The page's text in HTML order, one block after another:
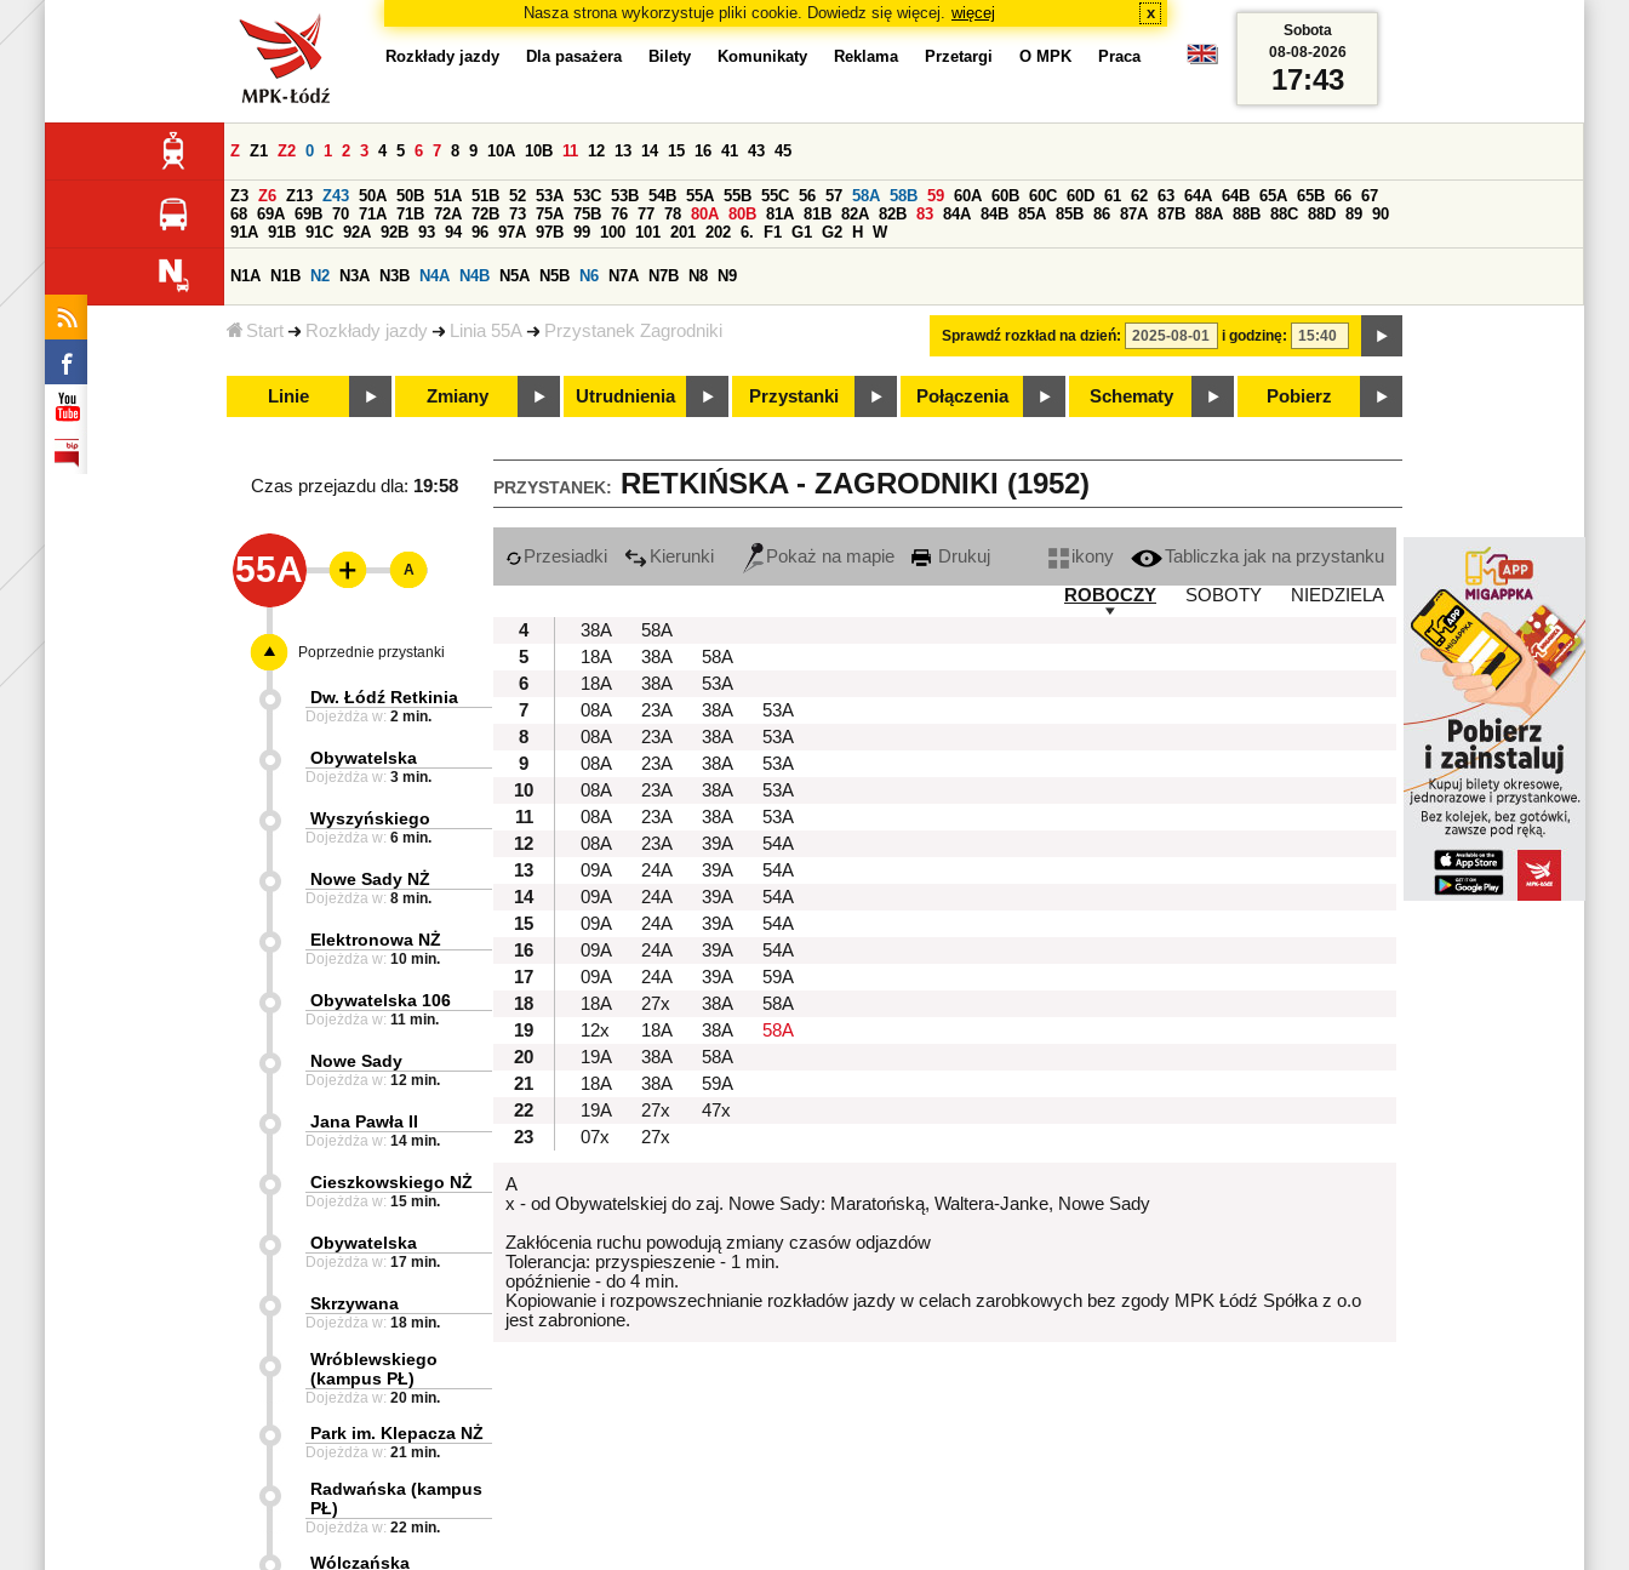
Nasza strona wykorzystuje pliki cookie. Dowiedz się więcej. więcej x
Start Rozkłady jazdy Linia 55A Przystanek Zagrodniki
Rozkłady jazdy Dla pasażera Bilety Komunikaty Reklama Przetargi O MPK Praca
Sprawdź rozkład na dzień: i godzinę:
Z Z1 Z2 0 1 2 3 4 5 6 7 8 9 10A 10B 11 12 13 14 15 16 41 43 45
Z3 Z6 Z13 Z43 50A 50B 51A 51B 52 53A 53C 53B 54B 55A 55B 55C 56 57 58A 58B 59 60A 60B 60C 60D 61 62 63 64A 64B 65A 65B 66 67
68 69A 69B 70 71A 71B 72A 72B 73 75A 75B 76 77 78 80A 80B 81A 81B 82A 82B 83 84A 84B 85A 85B 86 87A 87B 88A 88B 88C 88D 89 90
91A 91B 91C 92A 92B 93 94 96 97A 97B 99 100 101 201 202 6. F1 G1 G2 H W
N1A N1B N2 N3A N3B N4A N4B N5A N5B N6 N7A N7B N8 N9
Linie Zmiany Utrudnienia Przystanki Połączenia Schematy Pobierz
Sobota
08-08-2026
17:43
PRZYSTANEK: RETKIŃSKA - ZAGRODNIKI (1952)
Czas przejazdu dla: 19:58
55A Przesiadki Kierunki Pokaż na mapie Drukuj ikony
Tabliczka jak na przystanku
ROBOCZY
SOBOTY
NIEDZIELA
4
38A
58A
5
18A 38A
58A
6
18A 38A
53A
7
08A 23A 38A
53A
8
08A 23A 38A
53A
9
08A 23A 38A
53A
10
08A 23A 38A
53A
11
08A 23A 38A
53A
12
08A 23A 39A
54A
13
09A 24A 39A
54A
14
09A 24A 39A
54A
15
09A 24A 39A
54A
16
09A 24A 39A
54A
17
09A 24A 39A
59A
18
18A 27x 38A
58A
19
12x 18A 38A
58A
20
19A 38A
58A
21
18A 38A
59A
22
19A 27x
47x
23
07x 27x
A
x - od Obywatelskiej do zaj. Nowe Sady: Maratońską, Waltera-Janke, Nowe Sady
Zakłócenia ruchu powodują zmiany czasów odjazdów
Tolerancja: przyspieszenie - 1 min.
opóźnienie - do 4 min.
Kopiowanie i rozpowszechnianie rozkładów jazdy w celach zarobkowych bez zgody MPK Łódź Spółka z o.o
jest zabronione.
A
Poprzednie przystanki
Dw. Łódź Retkinia
Dojeżdża w: 2 min.
Obywatelska
Dojeżdża w: 3 min.
Wyszyńskiego
Dojeżdża w: 6 min.
Nowe Sady NŻ
Dojeżdża w: 8 min.
Elektronowa NŻ
Dojeżdża w: 10 min.
Obywatelska 106
Dojeżdża w: 11 min.
Nowe Sady
Dojeżdża w: 12 min.
Jana Pawła II
Dojeżdża w: 14 min.
Cieszkowskiego NŻ
Dojeżdża w: 15 min.
Obywatelska
Dojeżdża w: 17 min.
Skrzywana
Dojeżdża w: 18 min.
Wróblewskiego
(kampus PŁ)
Dojeżdża w: 20 min.
Park im. Klepacza NŻ
Dojeżdża w: 21 min.
Radwańska (kampus
PŁ)
Dojeżdża w: 22 min.
Wólczańska